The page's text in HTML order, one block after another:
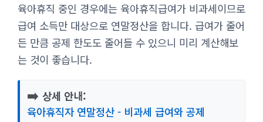
육아휴직 중인 경우에는 육아휴직급여가 비과세이므로
급여 소득만 대상으로 연말정산을 합니다. 급여가 줄어
든 만큼 공제 한도도 줄어들 수 있으니 미리 계산해보
는 것이 좋습니다.
➡️ 상세 안내:
육아휴직자 연말정산 - 비과세 급여와 공제